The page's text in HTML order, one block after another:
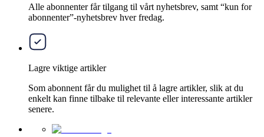
Alle abonnenter får tilgang til vårt nyhetsbrev, samt “kun for
abonnenter”-nyhetsbrev hver fredag.
Lagre viktige artikler
Som abonnent får du mulighet til å lagre artikler, slik at du
enkelt kan finne tilbake til relevante eller interessante artikler
senere.